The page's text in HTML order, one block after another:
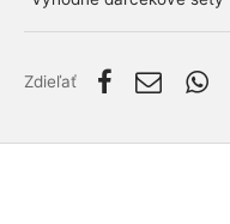
Zdieľať
metabolizmu cukrov
o telo